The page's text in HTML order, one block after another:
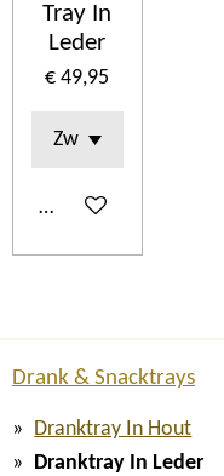
Tray In
Leder
€ 49,95
In winkelwagen
Drank & Snacktrays
Dranktray In Hout
Dranktray In Leder